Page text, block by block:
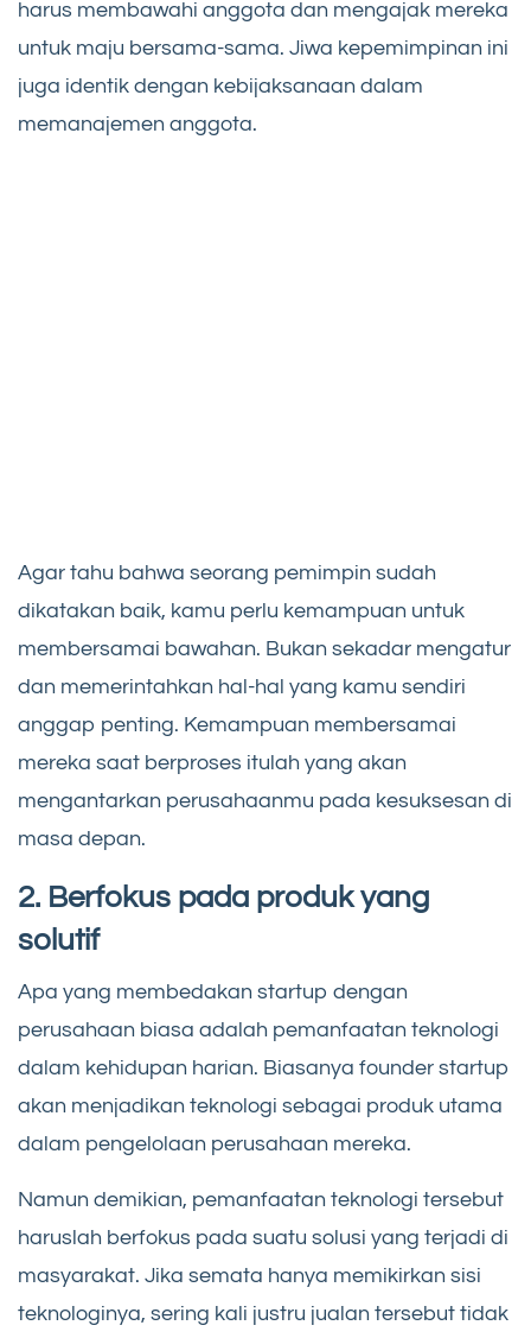
harus membawahi anggota dan mengajak mereka
untuk maju bersama-sama. Jiwa kepemimpinan ini
juga identik dengan kebijaksanaan dalam
memanajemen anggota.
Agar tahu bahwa seorang pemimpin sudah
dikatakan baik, kamu perlu kemampuan untuk
membersamai bawahan. Bukan sekadar mengatur
dan memerintahkan hal-hal yang kamu sendiri
anggap penting. Kemampuan membersamai
mereka saat berproses itulah yang akan
mengantarkan perusahaanmu pada kesuksesan di
masa depan.
2. Berfokus pada produk yang
solutif
Apa yang membedakan startup dengan
perusahaan biasa adalah pemanfaatan teknologi
dalam kehidupan harian. Biasanya founder startup
akan menjadikan teknologi sebagai produk utama
dalam pengelolaan perusahaan mereka.
Namun demikian, pemanfaatan teknologi tersebut
haruslah berfokus pada suatu solusi yang terjadi di
masyarakat. Jika semata hanya memikirkan sisi
teknologinya, sering kali justru jualan tersebut tidak